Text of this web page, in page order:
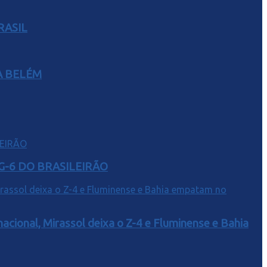
BELÉM
6 DO BRASILEIRÃO
Mirassol deixa o Z-4 e Fluminense e Bahia